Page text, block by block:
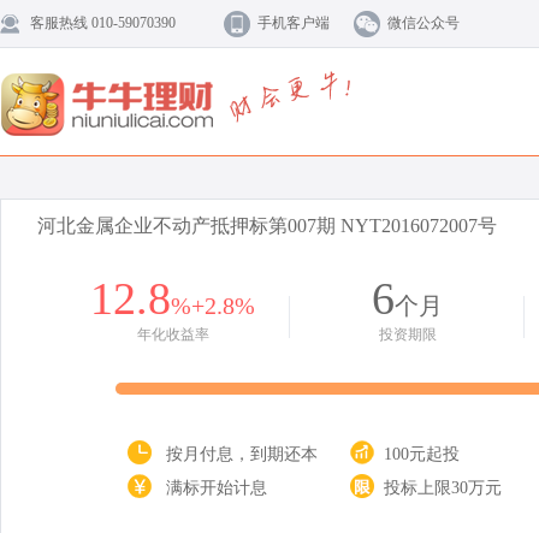
客服热线 010-59070390 手机客户端 微信公众号
河北金属企业不动产抵押标第007期 NYT2016072007号
12.8%+2.8%
年化收益率
6个月
投资期限
按月付息，到期还本
100元起投
满标开始计息
投标上限30万元